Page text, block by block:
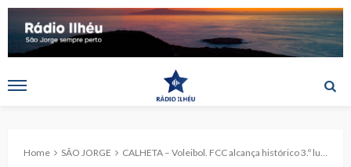
Home SÃO JORGE CALHETA – Voleibol. FCC alcança histórico 3.º lugar na II Divisão Nacional, Zona Açores.